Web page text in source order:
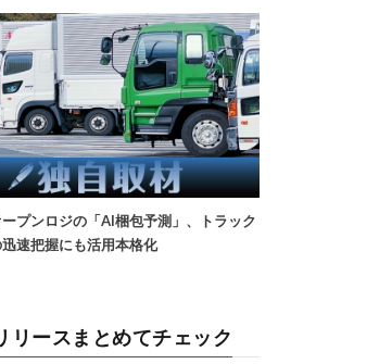
ープンロジの「AI梱包予測」、トラック
速把握にも活用本格化
リリースまとめてチェック